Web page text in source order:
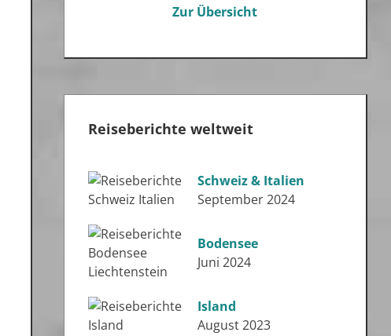
Zur Übersicht
Reiseberichte weltweit
Schweiz & Italien
September 2024
Bodensee
Juni 2024
Island
August 2023